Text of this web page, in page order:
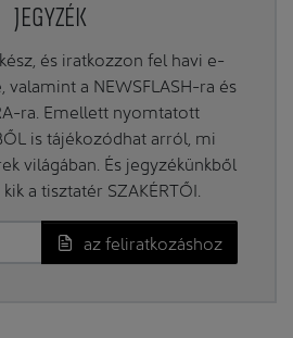
JEGYZÉK
és iratkozzon fel havi e-
a NEWSFLASH-ra és
ra. Emellett nyomtatott
is tájékozódhat arról, mi
világában. És jegyzékünkből
a tisztatér SZAKÉRTŐI.
az feliratkozáshoz